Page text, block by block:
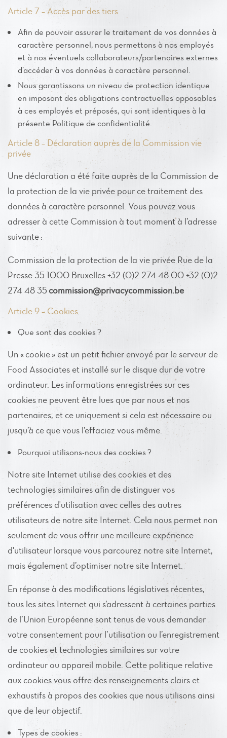
Article 7 – Accès par des tiers
Afin de pouvoir assurer le traitement de vos données à
caractère personnel, nous permettons à nos employés
et à nos éventuels collaborateurs/partenaires externes
d’accéder à vos données à caractère personnel.
Nous garantissons un niveau de protection identique
en imposant des obligations contractuelles opposables
à ces employés et préposés, qui sont identiques à la
présente Politique de confidentialité.
Article 8 – Déclaration auprès de la Commission vie
privée
Une déclaration a été faite auprès de la Commission de
la protection de la vie privée pour ce traitement des
données à caractère personnel. Vous pouvez vous
adresser à cette Commission à tout moment à l’adresse
suivante :
Commission de la protection de la vie privée Rue de la
Presse 35 1000 Bruxelles +32 (0)2 274 48 00 +32 (0)2
274 48 35 commission@privacycommission.be
Article 9 – Cookies
Que sont des cookies ?
Un « cookie » est un petit fichier envoyé par le serveur de
Food Associates et installé sur le disque dur de votre
ordinateur. Les informations enregistrées sur ces
cookies ne peuvent être lues que par nous et nos
partenaires, et ce uniquement si cela est nécessaire ou
jusqu’à ce que vous l’effaciez vous-même.
Pourquoi utilisons-nous des cookies ?
Notre site Internet utilise des cookies et des
technologies similaires afin de distinguer vos
préférences d'utilisation avec celles des autres
utilisateurs de notre site Internet. Cela nous permet non
seulement de vous offrir une meilleure expérience
d'utilisateur lorsque vous parcourez notre site Internet,
mais également d’optimiser notre site Internet.
En réponse à des modifications législatives récentes,
tous les sites Internet qui s’adressent à certaines parties
de l’Union Européenne sont tenus de vous demander
votre consentement pour l’utilisation ou l’enregistrement
de cookies et technologies similaires sur votre
ordinateur ou appareil mobile. Cette politique relative
aux cookies vous offre des renseignements clairs et
exhaustifs à propos des cookies que nous utilisons ainsi
que de leur objectif.
Types de cookies :